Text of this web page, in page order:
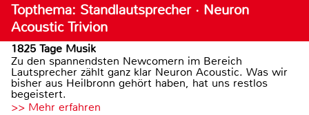
Topthema: Standlautsprecher · Neuron
Acoustic Trivion
1825 Tage Musik
Zu den spannendsten Newcomern im Bereich
Lautsprecher zählt ganz klar Neuron Acoustic. Was wir
bisher aus Heilbronn gehört haben, hat uns restlos
begeistert.
>> Mehr erfahren